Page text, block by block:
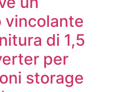
di 1,5
per
storage